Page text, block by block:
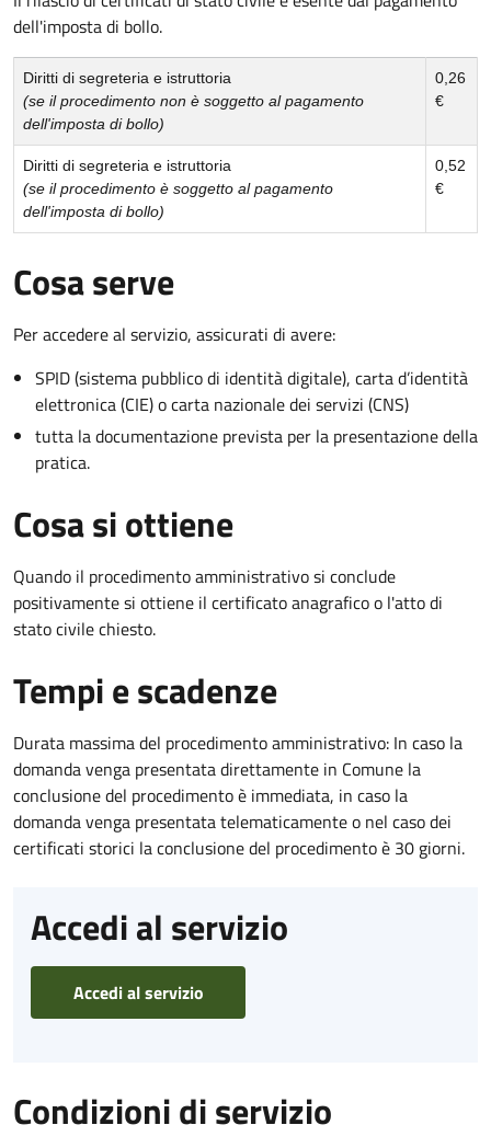
dell'imposta di bollo.
Diritti di segreteria e istruttoria
(se il procedimento non è soggetto al pagamento
dell'imposta di bollo)
0,26
€
Diritti di segreteria e istruttoria
(se il procedimento è soggetto al pagamento
dell'imposta di bollo)
0,52
€
Cosa serve
Per accedere al servizio, assicurati di avere:
SPID (sistema pubblico di identità digitale), carta d’identità
elettronica (CIE) o carta nazionale dei servizi (CNS)
tutta la documentazione prevista per la presentazione della
pratica.
Cosa si ottiene
Quando il procedimento amministrativo si conclude
positivamente si ottiene il certificato anagrafico o l'atto di
stato civile chiesto.
Tempi e scadenze
Durata massima del procedimento amministrativo: In caso la
domanda venga presentata direttamente in Comune la
conclusione del procedimento è immediata, in caso la
domanda venga presentata telematicamente o nel caso dei
certificati storici la conclusione del procedimento è 30 giorni.
Accedi al servizio
Accedi al servizio
Condizioni di servizio